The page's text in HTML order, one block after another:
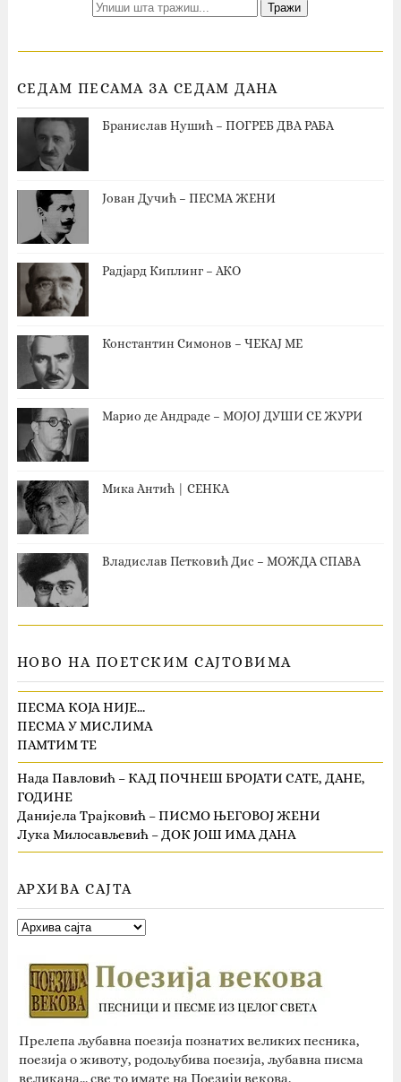
СЕДАМ ПЕСАМА ЗА СЕДАМ ДАНА
Бранислав Нушић – ПОГРЕБ ДВА РАБА
Јован Дучић – ПЕСМА ЖЕНИ
Радјард Киплинг – АКО
Константин Симонов – ЧЕКАЈ МЕ
Марио де Андраде – МОЈОЈ ДУШИ СЕ ЖУРИ
Мика Антић | СЕНКА
Владислав Петковић Дис – МОЖДА СПАВА
НОВО НА ПОЕТСКИМ САЈТОВИМА
ПЕСМА КОЈА НИЈЕ…
ПЕСМА У МИСЛИМА
ПАМТИМ ТЕ
Нада Павловић – КАД ПОЧНЕШ БРОЈАТИ САТЕ, ДАНЕ,
ГОДИНЕ
Данијела Трајковић – ПИСМО ЊЕГОВОЈ ЖЕНИ
Лука Милосављевић – ДОК ЈОШ ИМА ДАНА
АРХИВА САЈТА
Прелепа љубавна поезија познатих великих песника,
поезија о животу, родољубива поезија, љубавна писма
великана... све то имате на Поезији векова.